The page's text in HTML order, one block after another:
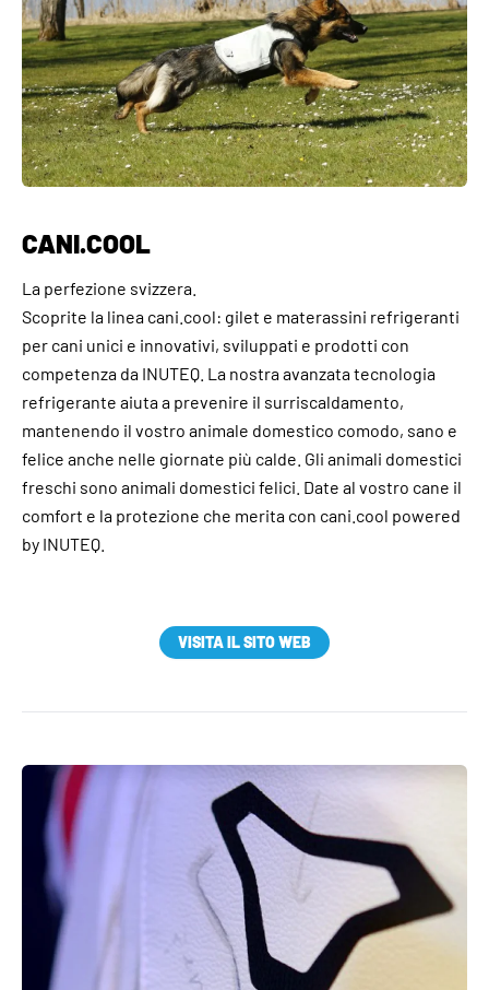
CANI.COOL
La perfezione svizzera.
Scoprite la linea cani.cool: gilet e materassini refrigeranti
per cani unici e innovativi, sviluppati e prodotti con
competenza da INUTEQ. La nostra avanzata tecnologia
refrigerante aiuta a prevenire il surriscaldamento,
mantenendo il vostro animale domestico comodo, sano e
felice anche nelle giornate più calde. Gli animali domestici
freschi sono animali domestici felici. Date al vostro cane il
comfort e la protezione che merita con cani.cool powered
by INUTEQ.
VISITA IL SITO WEB